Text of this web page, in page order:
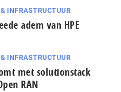
INFRASTRUCTUUR
adem van HPE
INFRASTRUCTUUR
met solutionstack
RAN